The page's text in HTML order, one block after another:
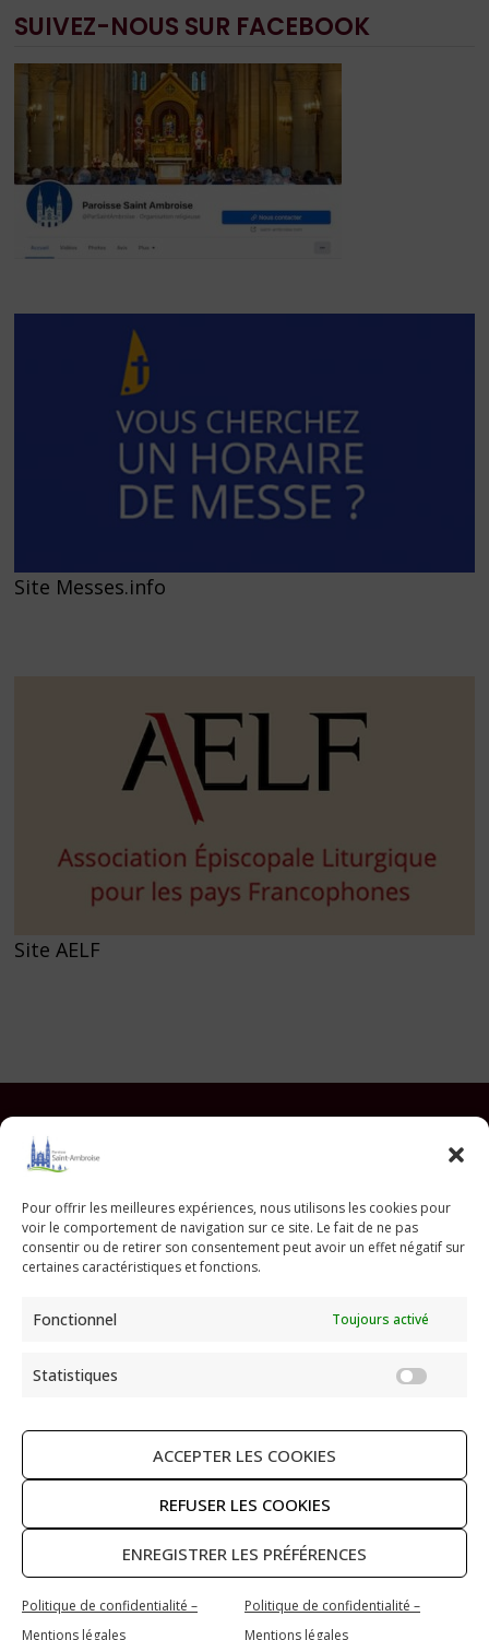
Pour offrir les meilleures expériences, nous utilisons les cookies pour
voir le comportement de navigation sur ce site. Le fait de ne pas
consentir ou de retirer son consentement peut avoir un effet négatif sur
certaines caractéristiques et fonctions.
Fonctionnel Toujours activé
Statistiques
ACCEPTER LES COOKIES
REFUSER LES COOKIES
ENREGISTRER LES PRÉFÉRENCES
Politique de confidentialité –
Mentions légales
Politique de confidentialité –
Mentions légales
SUIVEZ-NOUS SUR FACEBOOK
Site Messes.info
Site AELF
Paroisse Saint Ambroise
33 avenue Parmentier - 75011 Paris
01 43 55 56 18
RECHERCHER
Copyright © 2026 Paroisse Saint Ambroise
Politique de confidentialité – Mentions légales